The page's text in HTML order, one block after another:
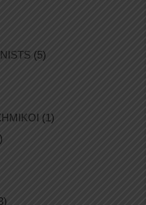
(5)
(1)